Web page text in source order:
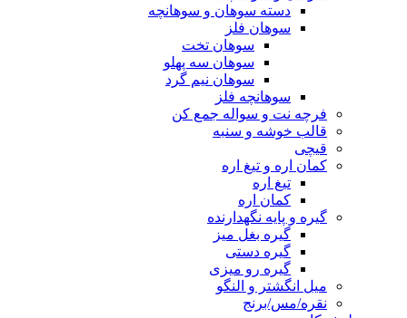
دسته سوهان و سوهانچه
سوهان فلز
سوهان تخت
سوهان سه پهلو
سوهان نیم گرد
سوهانچه فلز
فرچه نت و سواله جمع کن
قالب خوشه و سنبه
قیچی
کمان اره و تیغ اره
تیغ اره
کمان اره
گیره و پایه نگهدارنده
گیره بغل میز
گیره دستی
گیره رو میزی
میل انگشتر و النگو
نقره/مس/برنج